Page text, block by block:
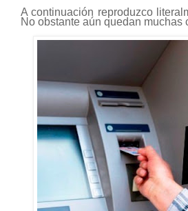
A continuación reproduzco
No obstante aún quedan muchas